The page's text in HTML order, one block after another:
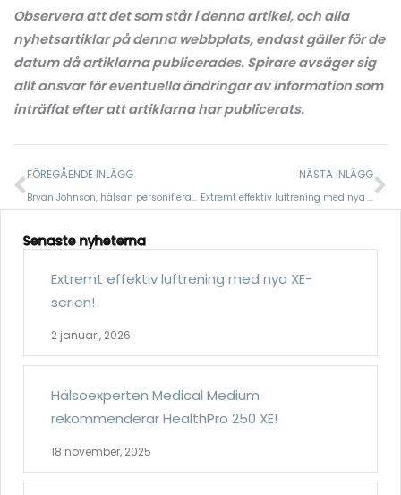
Observera att det som står i denna artikel, och alla
nyhetsartiklar på denna webbplats, endast gäller för de
datum då artiklarna publicerades. Spirare avsäger sig
allt ansvar för eventuella ändringar av information som
inträffat efter att artiklarna har publicerats.
Föregående
FÖREGÅENDE INLÄGG
Bryan Johnson, hälsan personifierad, använder AirVisual Pro!
NÄSTA INLÄGG
Extremt effektiv luftrening med nya XE-serien!
Senaste nyheterna
Extremt effektiv luftrening med nya XE-
serien!
2 januari, 2026
Hälsoexperten Medical Medium
rekommenderar HealthPro 250 XE!
18 november, 2025